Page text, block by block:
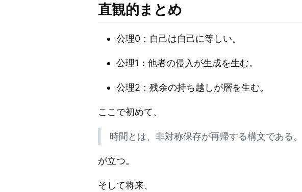
直観的まとめ
公理0：自己は自己に等しい。
公理1：他者の侵入が生成を生む。
公理2：残余の持ち越しが層を生む。
ここで初めて、
時間とは、非対称保存が再帰する構文である。
が立つ。
そして将来、